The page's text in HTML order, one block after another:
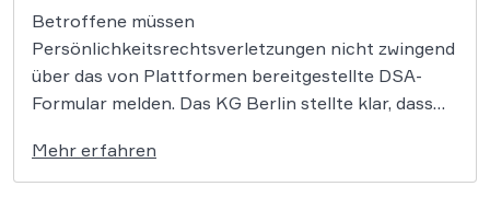
Betroffene müssen
Persönlichkeitsrechtsverletzungen nicht zwingend
über das von Plattformen bereitgestellte DSA-
Formular melden. Das KG Berlin stellte klar, dass
Kenntnis verschaffen können, solange sie präzise
und nachvollziehbar sind. Das Kammergericht (KG)
Mehr erfahren